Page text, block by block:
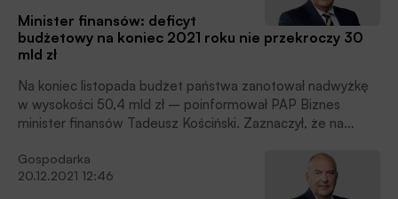
Minister finansów: deficyt
budżetowy na koniec 2021 roku nie przekroczy 30
mld zł
Na koniec listopada budżet państwa zanotował nadwyżkę
w wysokości 50,4 mld zł – poinformował PAP Biznes
minister finansów Tadeusz Kościński. Zaznaczył, że na
zakładanego i nie powinien przekroczyć 30 mld zł.
Gospodarka
20.12.2021 12:46